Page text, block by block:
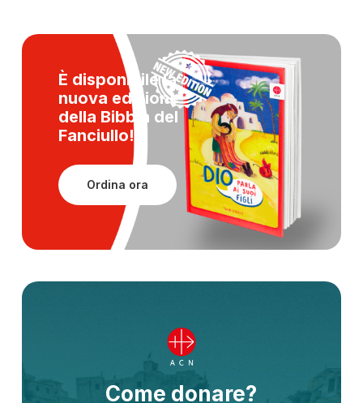
È disponibile la
nuova edizione
della Bibbia del
Fanciullo!
Ordina ora
Come donare?